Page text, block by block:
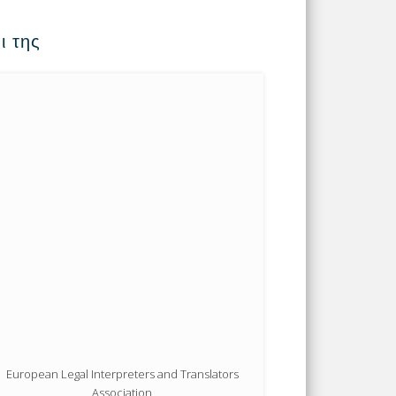
της
European Legal Interpreters and Translators
Association